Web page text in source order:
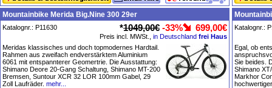
Mountainbike Merida Big.Nine 300 29er
Katalognr.: P11630 *1049,00€ -33% 699,00€
Preis incl. MWSt., in Deutschland frei Haus
Meridas klassisches und doch topmodernes Hardtail.
Rahmen aus zweifach endverstärktem Aluminium
6061 mit entspannterer Geomertrie. Die Ausstattung:
Shimano Deore 20-Gang Schaltung, Shimano MT-200
Bremsen, Suntour XCR 32 LOR 100mm Gabel, 29
Zoll Laufräder. mehr...
Katalognr.:
Egal, ob
Sie beides.
Shimano
Markhor